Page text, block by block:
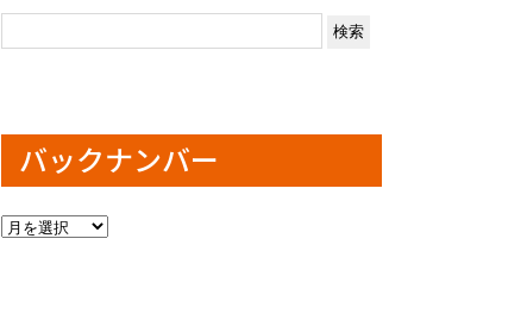
索:
バックナンバー
バ